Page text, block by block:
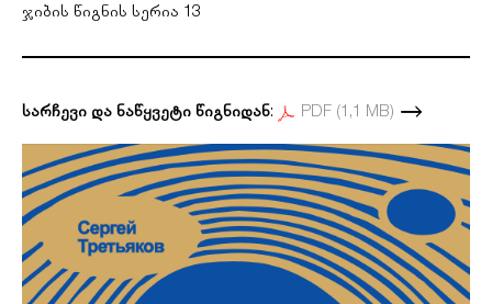
ჯიბის წიგნის სერია 13
სარჩევი და ნაწყვეტი წიგნიდან: PDF (1,1 MB)